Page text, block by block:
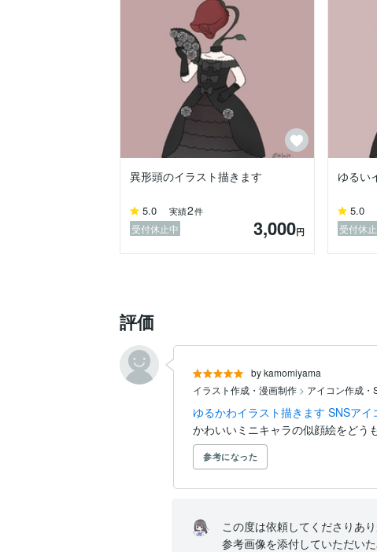
異形頭のイラスト描きます
5.0 実績2件
受付休止中 3,000円
ゆるい
5.0
受付休
評価
by kamomiyama
イラスト作成・漫画制作 > アイコン作成
ゆるかわイラスト描きます SNSアイ
かわいいミニキャラの似顔絵をどう
参考になった
この度は依頼してくださりあ
参考画像を添付していただい